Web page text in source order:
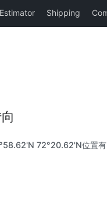
72°20.62'N位置有